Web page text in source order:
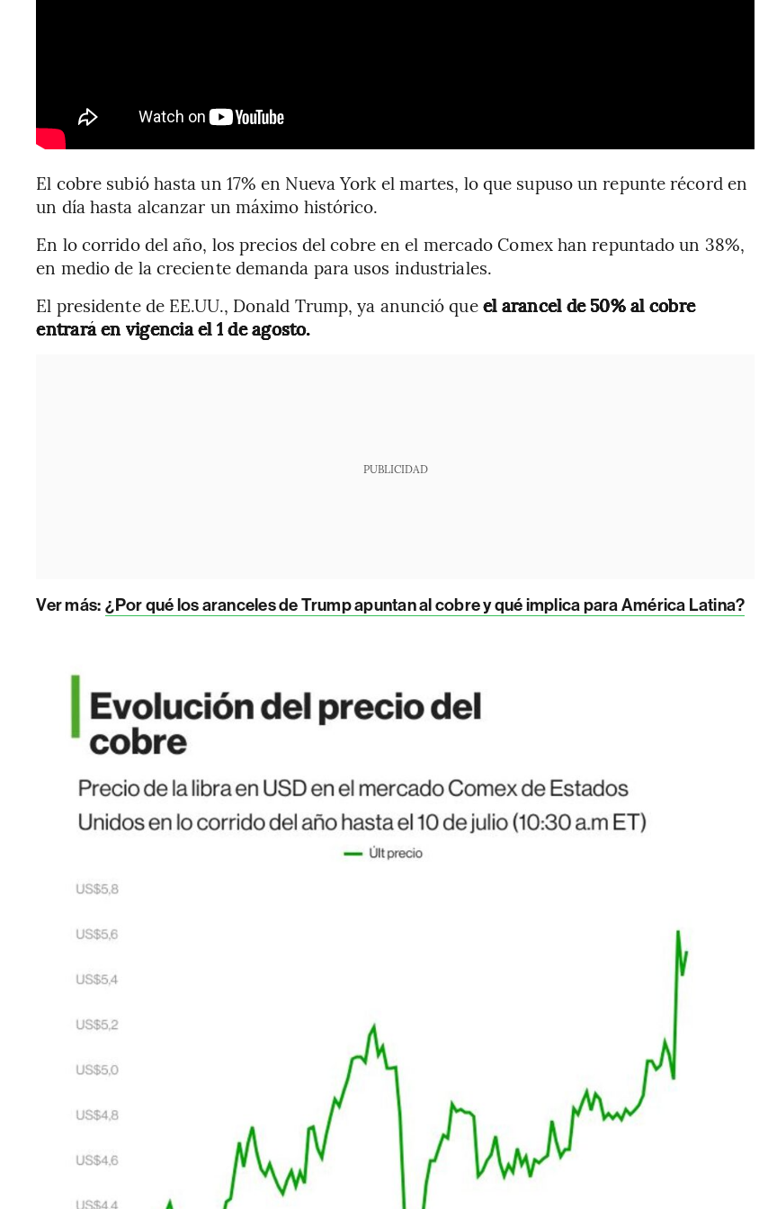
El cobre subió hasta un 17% en Nueva York el martes, lo que supuso un repunte récord en
un día hasta alcanzar un máximo histórico.
En lo corrido del año, los precios del cobre en el mercado Comex han repuntado un 38%,
en medio de la creciente demanda para usos industriales.
El presidente de EE.UU., Donald Trump, ya anunció queel arancel de 50% al cobre
entrará en vigencia el 1 de agosto.
PUBLICIDAD
Ver más: ¿Por qué los aranceles de Trump apuntan al cobre y qué implica para América Latina?